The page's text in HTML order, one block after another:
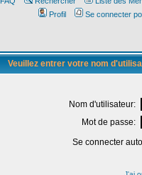
Profil
Se connecter
Veuillez entrer votre nom
Nom d'utilisateur:
Mot de passe:
Se connecter